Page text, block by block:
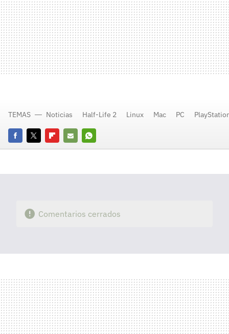
FacebookTwitterFlipboard
E-
Whatsapp
TEMAS Noticias Half-Life 2 Linux Mac PC
Comentarios cerrados